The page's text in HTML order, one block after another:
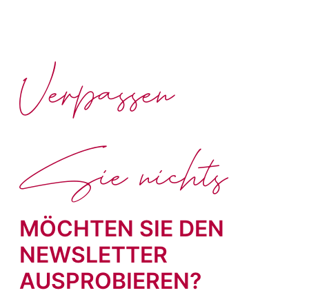
MÖCHTEN SIE DEN
NEWSLETTER
AUSPROBIEREN?
Verpassen
Sie nichts